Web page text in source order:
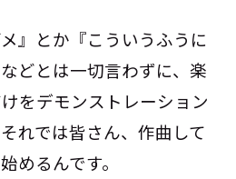
』とか『こういうふうに
どとは一切言わずに、楽
をデモンストレーション
れでは皆さん、作曲して
めるんです。